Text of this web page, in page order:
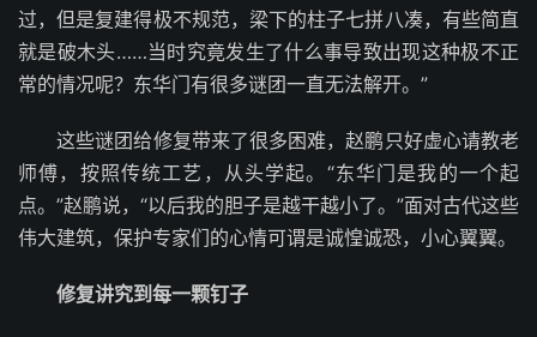
过，但是复建得极不规范，梁下的柱子七拼八凑，有些简直
就是破木头……当时究竟发生了什么事导致出现这种极不正
常的情况呢？东华门有很多谜团一直无法解开。”
这些谜团给修复带来了很多困难，赵鹏只好虚心请教老
师傅，按照传统工艺，从头学起。“东华门是我的一个起
点。”赵鹏说，“以后我的胆子是越干越小了。”面对古代这些
伟大建筑，保护专家们的心情可谓是诚惶诚恐，小心翼翼。
修复讲究到每一颗钉子